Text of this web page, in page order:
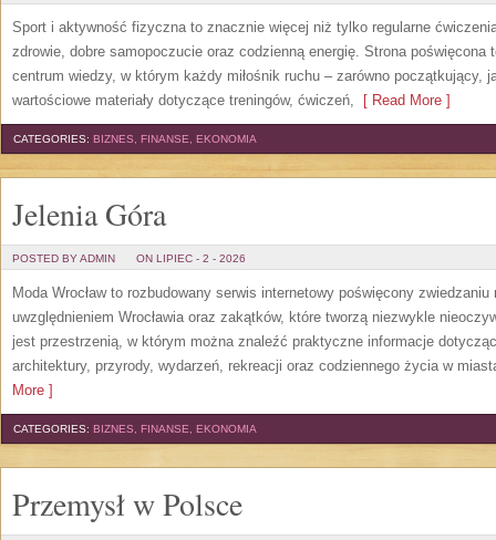
Sport i aktywność fizyczna to znacznie więcej niż tylko regularne
zdrowie, dobre samopoczucie oraz codzienną energię. Strona poświęcona
centrum wiedzy, w którym każdy miłośnik ruchu – zarówno początkujący,
wartościowe materiały dotyczące treningów, ćwiczeń, [ Read More ]
CATEGORIES: BIZNES, FINANSE, EKONOMIA
Jelenia Góra
POSTED BY ADMIN ON LIPIEC - 2 - 2026
Moda Wrocław to rozbudowany serwis internetowy poświęcony
uwzględnieniem Wrocławia oraz zakątków, które tworzą niezwykle
jest przestrzenią, w którym można znaleźć praktyczne informacje
architektury, przyrody, wydarzeń, rekreacji oraz codziennego życia w
More ]
CATEGORIES: BIZNES, FINANSE, EKONOMIA
Przemysł w Polsce